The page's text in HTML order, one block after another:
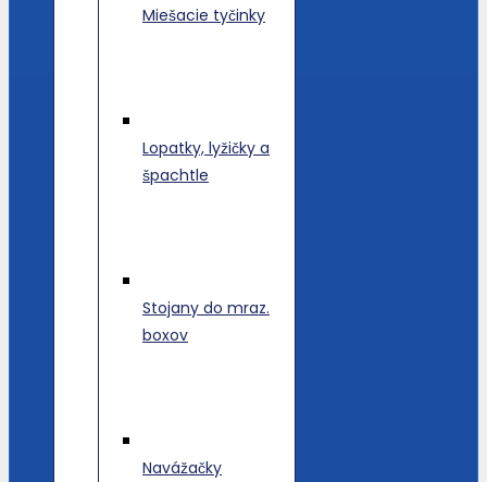
Miešacie tyčinky
Lopatky, lyžičky a
špachtle
Stojany do mraz.
boxov
Navážačky